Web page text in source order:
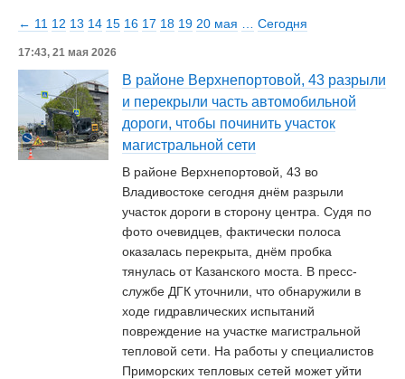
← 11 12 13 14 15 16 17 18 19 20 мая Сегодня
17:43, 21 мая 2026
В районе Верхнепортовой, 43 разрыли
и перекрыли часть автомобильной
дороги, чтобы починить участок
магистральной сети
В районе Верхнепортовой, 43 во
Владивостоке сегодня днём разрыли
участок дороги в сторону центра. Судя по
фото очевидцев, фактически полоса
оказалась перекрыта, днём пробка
тянулась от Казанского моста. В пресс-
службе ДГК уточнили, что обнаружили в
ходе гидравлических испытаний
повреждение на участке магистральной
тепловой сети. На работы у специалистов
Приморских тепловых сетей может уйти